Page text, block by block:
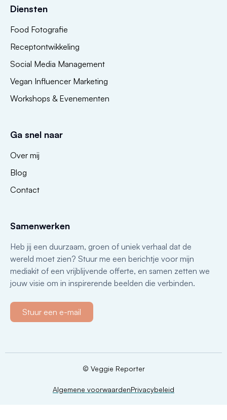
Diensten
Food Fotografie
Receptontwikkeling
Social Media Management
Vegan Influencer Marketing
Workshops & Evenementen
Ga snel naar
Over mij
Blog
Contact
Samenwerken
Heb jij een duurzaam, groen of uniek verhaal dat de
wereld moet zien? Stuur me een berichtje voor mijn
mediakit of een vrijblijvende offerte, en samen zetten we
jouw visie om in inspirerende beelden die verbinden.
Stuur een e-mail
© Veggie Reporter
Algemene voorwaardenPrivacybeleid